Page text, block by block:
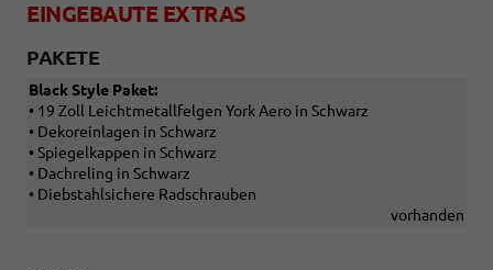
EINGEBAUTE EXTRAS
PAKETE
Black Style Paket:
• 19 Zoll Leichtmetallfelgen York Aero in Schwarz
• Dekoreinlagen in Schwarz
• Spiegelkappen in Schwarz
• Dachreling in Schwarz
• Diebstahlsichere Radschrauben
vorhanden